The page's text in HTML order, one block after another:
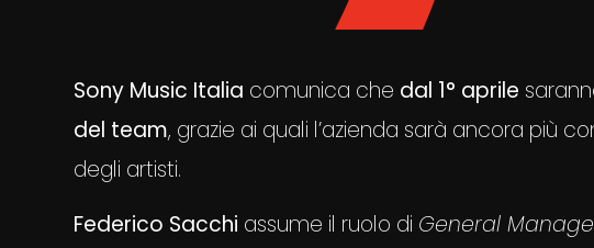
Sony Music Italia comunica che dal 1° aprile
del team, grazie ai quali l’azienda sarà ancora più
degli artisti.
Federico Sacchi assume il ruolo di General